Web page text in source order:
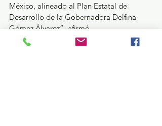
México, alineado al Plan Estatal de
Desarrollo de la Gobernadora Delfina
Gómez Álvarez”, afirmó.